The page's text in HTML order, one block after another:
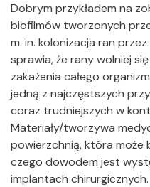
Dobrym przykładem na
biofilmów tworzonych
m. in. kolonizacja ran przez
sprawia, że rany wolniej
zakażenia całego
jedną z najczęstszych
coraz trudniejszych w
Materiały/tworzywa
powierzchnią, która może
czego dowodem jest
implantach chirurgicznych.